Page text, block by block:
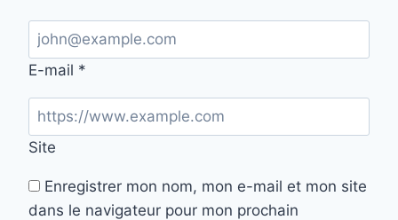
E-mail *
Site
Enregistrer mon nom, mon e-mail et mon site
dans le navigateur pour mon prochain